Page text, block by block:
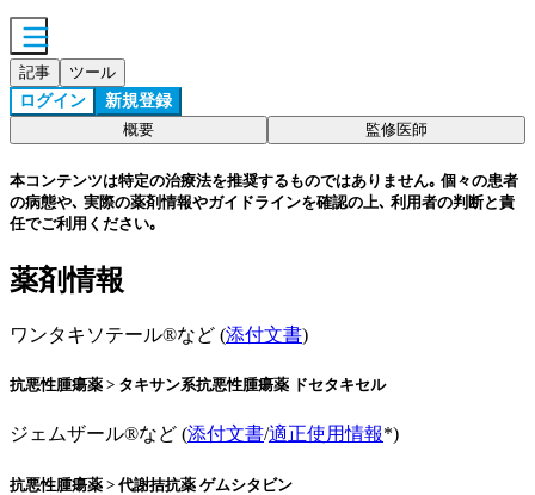
記事 ツール
ログイン 新規登録
概要 監修医師
本コンテンツは特定の治療法を推奨するものではありません｡ 個々の患者
の病態や､ 実際の薬剤情報やガイドラインを確認の上､ 利用者の判断と責
任でご利用ください｡
薬剤情報
ワンタキソテール®など (添付文書)
抗悪性腫瘍薬 > タキサン系抗悪性腫瘍薬 ドセタキセル
ジェムザール®など (添付文書/適正使用情報*)
抗悪性腫瘍薬 > 代謝拮抗薬 ゲムシタビン